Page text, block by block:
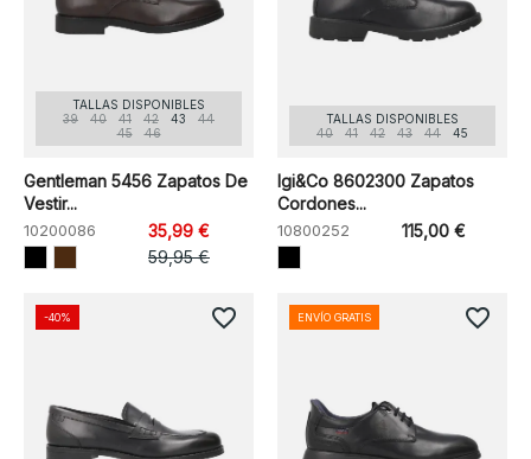
TALLAS DISPONIBLES
39
40 41 42 43
44
45
46
Gentleman 5456 Zapatos De
Vestir...
10200086
35,99 €
59,95 €
TALLAS DISPONIBLES
40
41 42 43 44 45
Igi&Co 8602300 Zapatos
Cordones...
10800252 115,00 €
-40% favorite_border ENVÍO GRATIS favorite_border